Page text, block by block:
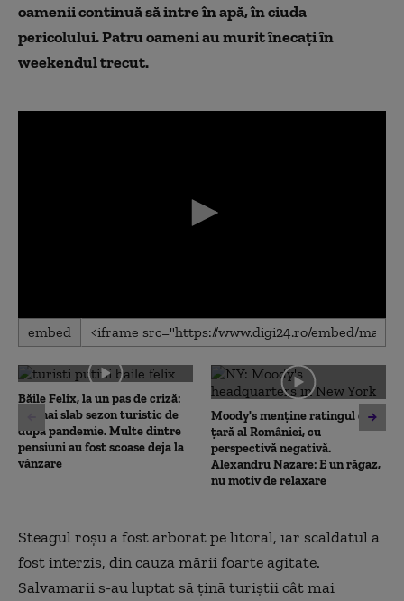
oamenii continuă să intre în apă, în ciuda
pericolului. Patru oameni au murit înecați în
weekendul trecut.
0
seconds
0
seconds
embed
Băile Felix, la un pas de criză:
cel mai slab sezon turistic de
după pandemie. Multe dintre
pensiuni au fost scoase deja la
vânzare
Moody's menține ratingul de
țară al României, cu
perspectivă negativă.
Alexandru Nazare: E un răgaz,
nu motiv de relaxare
Steagul roșu a fost arborat pe litoral, iar scăldatul a
fost interzis, din cauza mării foarte agitate.
Salvamarii s-au luptat să țină turiștii cât mai